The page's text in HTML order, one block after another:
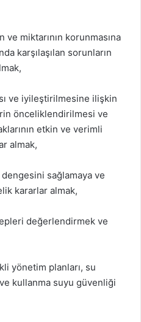
ve miktarının korunmasına
karşılaşılan sorunların
ve iyileştirilmesine ilişkin
önceliklendirilmesi ve
etkin ve verimli
almak,
sağlamaya ve
kararlar almak,
değerlendirmek ve
yönetim planları, su
kullanma suyu güvenliği